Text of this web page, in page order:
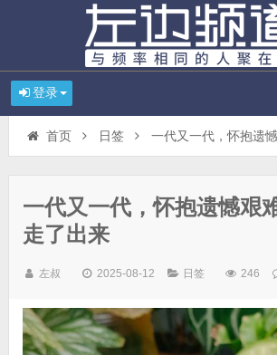
登录
首页 日签 一代又一代，怀抱遗
一代又一代，怀抱遗憾艰
走了出来
左叔 2025-08-12 日签 246